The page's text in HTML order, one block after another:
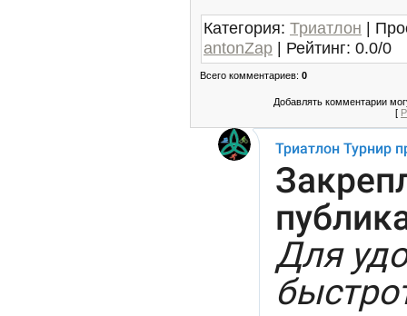
Категория: Триатлон |
antonZap | Рейтинг: 0.0/0
Всего комментариев: 0
Добавлять комментарии
[